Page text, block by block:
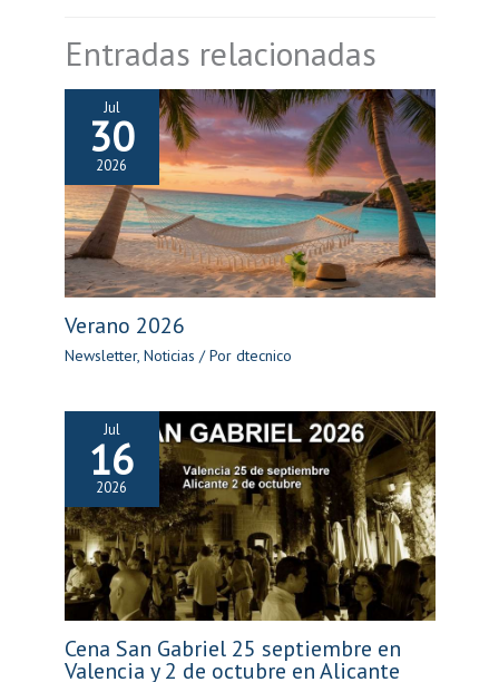
Entradas relacionadas
Jul
30
2026
Verano 2026
Newsletter, Noticias / Por dtecnico
Jul
16
2026
Cena San Gabriel 25 septiembre en
Valencia y 2 de octubre en Alicante